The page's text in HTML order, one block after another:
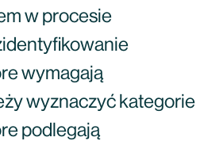
w procesie
wymagają
wyznaczyć kategorie
podlegają